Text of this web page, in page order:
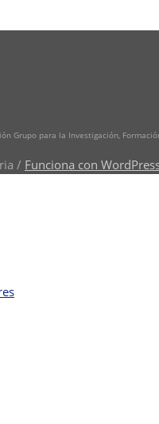
Grupo para la Investigación,
/ Funciona con